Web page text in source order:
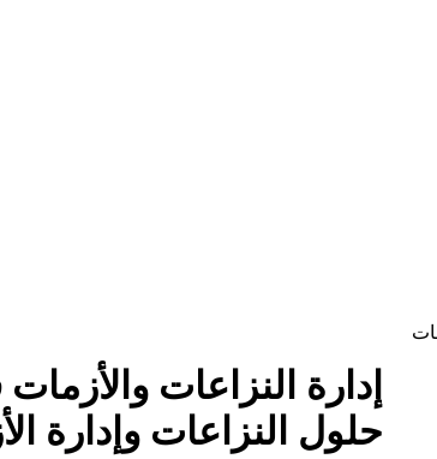
إدارة النزاعات
حلول النزاعات وإدارة